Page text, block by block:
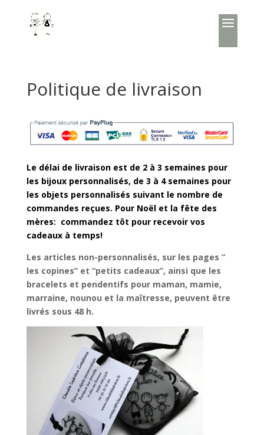
Politique de livraison
Le délai de livraison est de 2 à 3 semaines pour
les bijoux personnalisés, de 3 à 4 semaines pour
les objets personnalisés suivant le nombre de
commandes reçues. Pour Noël et la fête des
mères: commandez tôt pour recevoir vos
cadeaux à temps!
Les articles non-personnalisés, sur les pages ”
les copines” et “petits cadeaux”, ainsi que les
bracelets et pendentifs pour maman, mamie,
marraine, nounou et la maîtresse, peuvent être
livrés sous 48 h.